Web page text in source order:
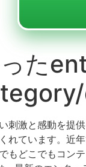
った
刺激と感動を提
れています。近
もどこでもコ